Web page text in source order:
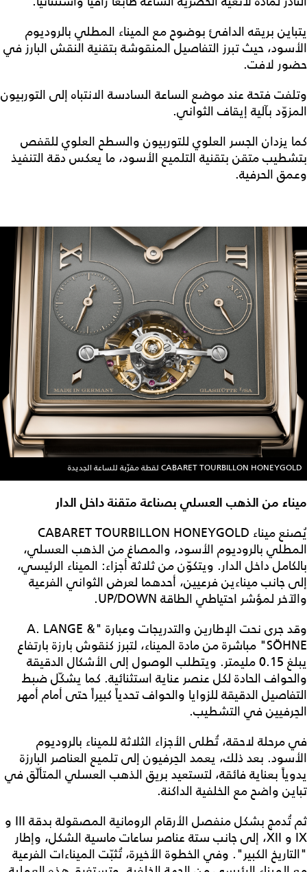
يتباين بريقه الدافئ بوضوح مع الميناء المطلي بالروديوم
الأسود، حيث تبرز التفاصيل المنقوشة بتقنية النقش البارز في
حضور لافت.
وتلفت فتحة عند موضع الساعة السادسة الانتباه إلى التوربيون
المزوّد بآلية إيقاف الثواني.
كما يزدان الجسر العلوي للتوربيون والسطح العلوي للقفص
بتشطيب متقن بتقنية التلميع الأسود، ما يعكس دقة التنفيذ
وعمق الحرفية.
CABARET TOURBILLON HONEYGOLD لقطة مقرّبة للساعة الجديدة
ميناء من الذهب العسلي بصناعة متقنة داخل الدار
يُصنع ميناء CABARET TOURBILLON HONEYGOLD
المطلي بالروديوم الأسود، والمصاغ من الذهب العسلي،
بالكامل داخل الدار. ويتكوّن من ثلاثة أجزاء: الميناء الرئيسي،
إلى جانب ميناءين فرعيين، أحدهما لعرض الثواني الفرعية
والآخر لمؤشر احتياطي الطاقة UP/DOWN.
وقد جرى نحت الإطارين والتدريجات وعبارة "A. LANGE &
SÖHNE" مباشرة من مادة الميناء، لتبرز كنقوش بارزة بارتفاع
يبلغ 0.15 مليمتر. ويتطلب الوصول إلى الأشكال الدقيقة
والحواف الحادة لكل عنصر عناية استثنائية. كما يشكّل ضبط
التفاصيل الدقيقة للزوايا والحواف تحدياً كبيراً حتى أمام أمهر
الحِرفيين في التشطيب.
في مرحلة لاحقة، تُطلى الأجزاء الثلاثة للميناء بالروديوم
الأسود. بعد ذلك، يعمد الحِرفيون إلى تلميع العناصر البارزة
يدوياً بعناية فائقة، لتستعيد بريق الذهب العسلي المتألّق في
تباين واضح مع الخلفية الداكنة.
ثم تُدمج بشكل منفصل الأرقام الرومانية المصقولة بدقة III و
IX و XII، إلى جانب ستة عناصر ساعات ماسية الشكل، وإطار
"التاريخ الكبير". وفي الخطوة الأخيرة، تُثبّت الميناءات الفرعية